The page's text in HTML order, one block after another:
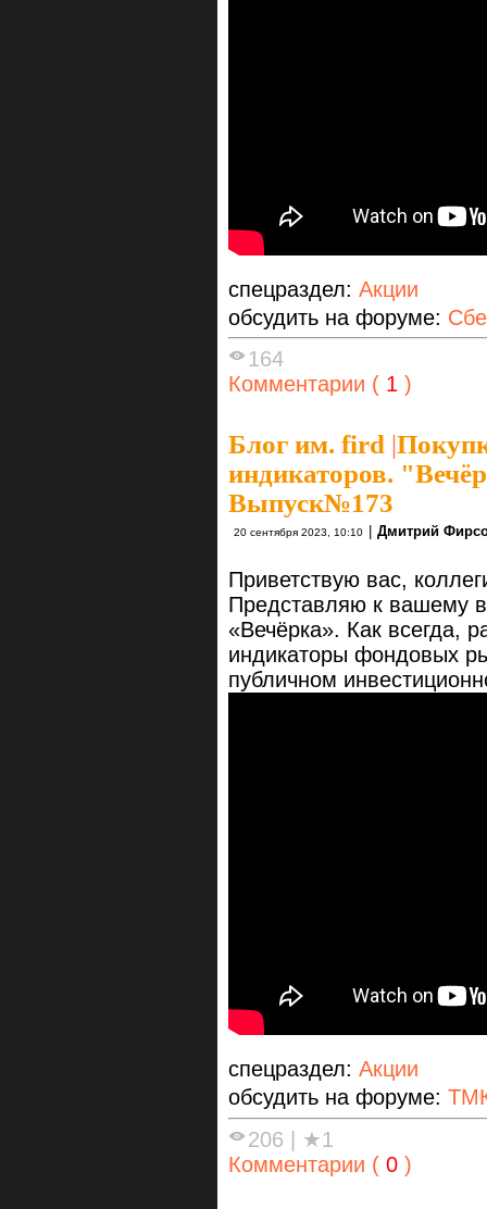
спецраздел: Акции
обсудить на форуме:
164
Комментарии ( 1 )
Блог им. fird |
индикаторов.
Выпуск№173
20 сентября 2023, 10:10 Дмитрий
Приветствую вас,
Представляю к вашему
«Вечёрка». Как всегда,
индикаторы фондовых
публичном
спецраздел: Акции
обсудить на форуме:
206
★1
Комментарии ( 0 )